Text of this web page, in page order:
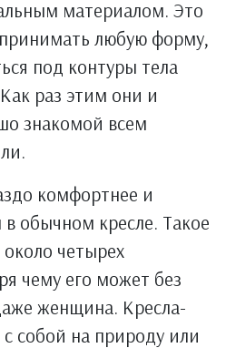
материалом. Это
любую форму,
под контуры тела
раз этим они и
знакомой всем
комфортнее и
обычном кресле. Такое
около четырех
чему его может без
женщина. Кресла-
собой на природу или